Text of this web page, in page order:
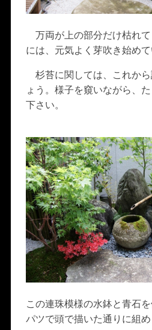
万両が上の部分だけ枯れ
には、元気よく芽吹き始めて
杉苔に関しては、これか
ょう。様子を窺いながら、
下さい。
この連珠模様の水鉢と青石
パツで頭で描いた通りに組め